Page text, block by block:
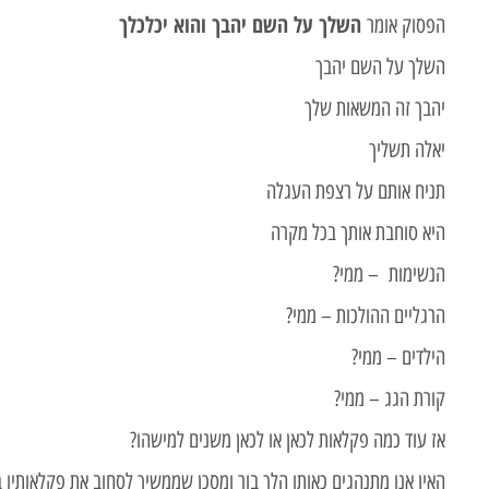
הפסוק אומר השלך על השם יהבך והוא יכלכלך
השלך על השם יהבך
יהבך זה המשאות שלך
יאלה תשליך
תניח אותם על רצפת העגלה
היא סוחבת אותך בכל מקרה
הנשימות – ממי?
הרגליים ההולכות – ממי?
הילדים – ממי?
קורת הגג – ממי?
אז עוד כמה פקלאות לכאן או לכאן משנים למישהו?
האין אנו מתנהגים כאותו הלך בור ומסכן שממשיך לסחוב את